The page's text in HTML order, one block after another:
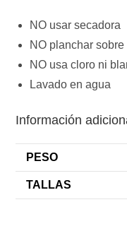
NO usar secadora
NO planchar
NO usa cloro ni
Lavado en agua
Información
PESO
TALLAS